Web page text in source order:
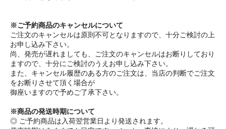
※ご予約商品のキャンセルについて
ご注文のキャンセルは原則不可となりますので、十分ご検討の上
お申し込み下さい。
尚、発売が遅れましても、ご注文のキャンセルはお断りしており
ますので、十分にご検討のうえお申し込み下さい。
また、キャンセル履歴のある方のご注文は、当店の判断でご注文
をお断りさせて頂く場合が
御座いますので予めご了承下さい。
※商品の発送時期について
◎ ご予約商品は入荷翌営業日より発送されます。